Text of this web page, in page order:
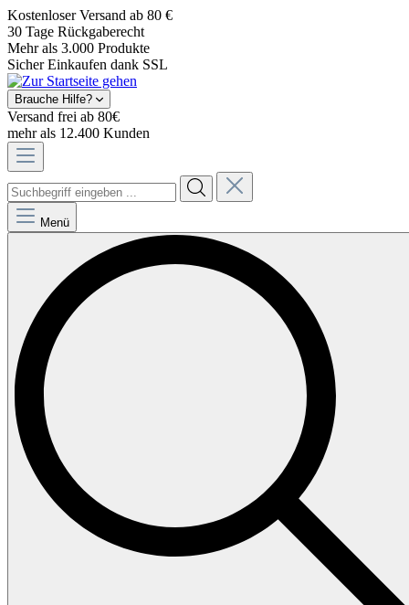
Kostenloser Versand ab 80 €
30 Tage Rückgaberecht
Mehr als 3.000 Produkte
Sicher Einkaufen dank SSL
Brauche Hilfe?
Versand frei ab 80€
mehr als 12.400 Kunden
Menü